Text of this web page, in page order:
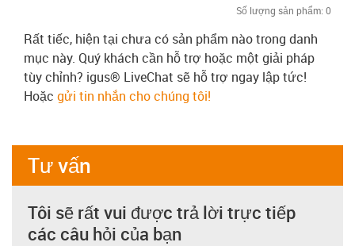
Số lượng sản phẩm: 0
Rất tiếc, hiện tại chưa có sản phẩm nào trong danh
mục này. Quý khách cần hỗ trợ hoặc một giải pháp
tùy chỉnh? igus® LiveChat sẽ hỗ trợ ngay lập tức!
Hoặc gửi tin nhắn cho chúng tôi!
Tư vấn
Tôi sẽ rất vui được trả lời trực tiếp
các câu hỏi của bạn